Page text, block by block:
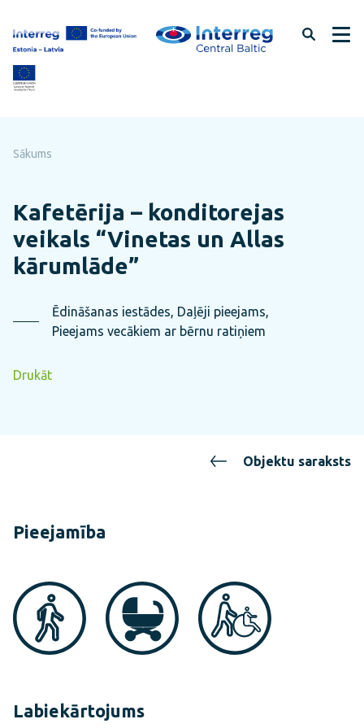
uz
lapas
saturu
Sākums
Kafetērija – konditorejas
veikals “Vinetas un Allas
kārumlāde”
Ēdināšanas iestādes, Daļēji pieejams,
Pieejams vecākiem ar bērnu ratiņiem
Drukāt
Objektu saraksts
Pieejamība
Labiekārtojums